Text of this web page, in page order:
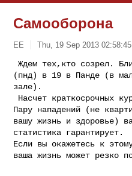
Самооборона
ЕE Thu, 19 Sep 2013
Ждем тех,кто созрел. Ближайшая тренировка 23.09
(пнд) в 19 в Панде (в
зале).
Насчет краткосрочных
Пару нападений (не
вашу жизнь и здоровье)
статистика гарантирует.
Если вы окажетесь к
ваша жизнь может резко